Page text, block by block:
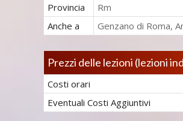
Provincia
Rm
Anche a
Genzano di Roma,
Prezzi delle lezioni (lezioni
Costi orari
Eventuali Costi Aggiuntivi